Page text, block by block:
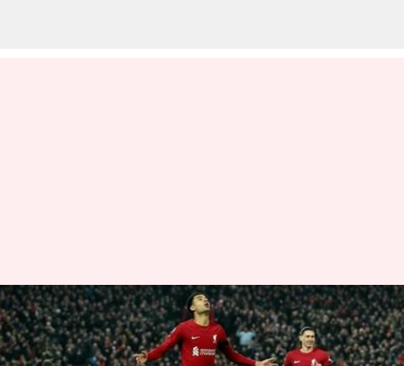
ప్రీమియర్ లీగ్‌లో మొదటి విజయాన్ని
నమోదు చేసిన లివర్‌పూల్